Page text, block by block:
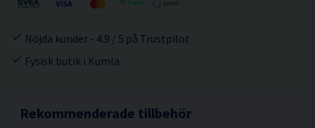
Nöjda kunder - 4.9 / 5 på Trustpilot
Fysisk butik i Kumla
Rekommenderade tillbehör